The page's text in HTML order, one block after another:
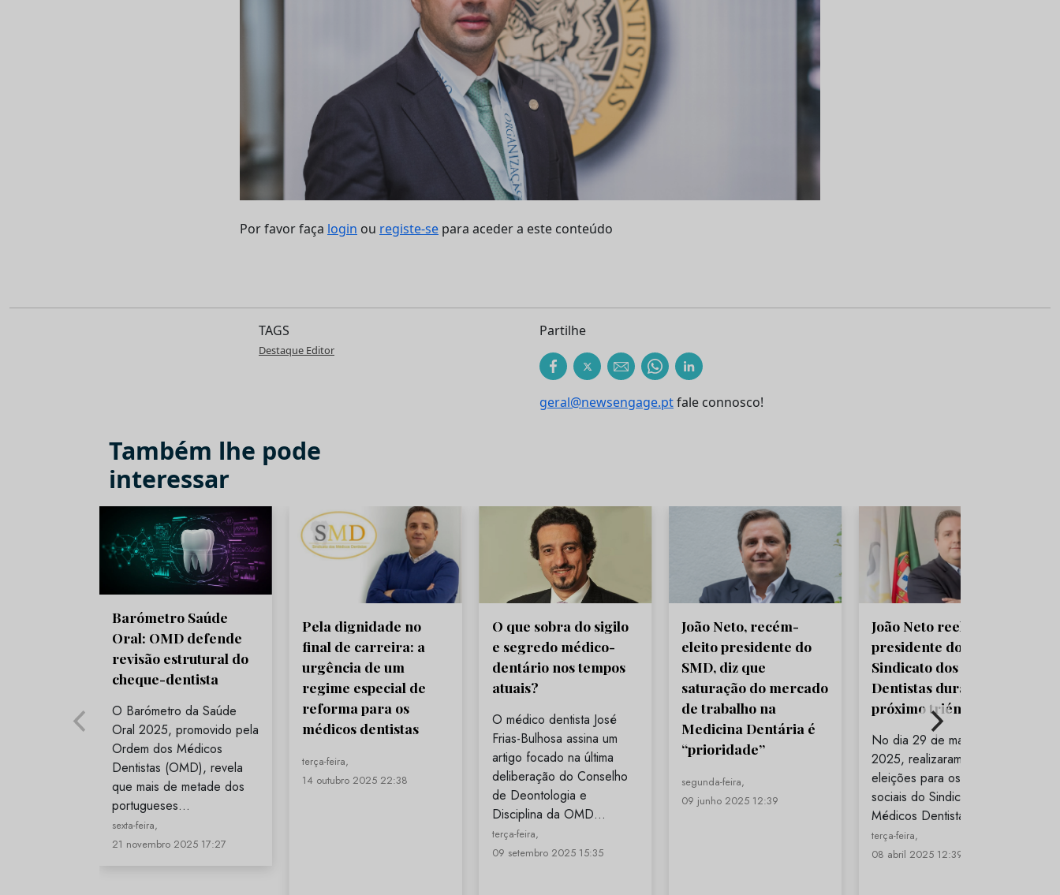
Por favor faça login ou registe-se para aceder a este conteúdo
TAGS
Destaque Editor
Partilhe
geral@newsengage.ptfale connosco!
Também lhe pode
interessar
Barómetro Saúde
Oral: OMD defende
revisão estrutural do
cheque-dentista
O Barómetro da Saúde
Oral 2025, promovido pela
Ordem dos Médicos
Dentistas (OMD), revela
que mais de metade dos
portugueses…
sexta-feira,
21 novembro 2025 17:27
Pela dignidade no
final de carreira: a
urgência de um
regime especial de
reforma para os
médicos dentistas
terça-feira,
14 outubro 2025 22:38
O que sobra do sigilo
e segredo médico-
dentário nos tempos
atuais?
O médico dentista José
Frias-Bulhosa assina um
artigo focado na última
deliberação do Conselho
de Deontologia e
Disciplina da OMD…
terça-feira,
09 setembro 2025 15:35
João Neto, recém-
eleito presidente do
SMD, diz que
saturação do mercado
de trabalho na
Medicina Dentária é
“prioridade”
segunda-feira,
09 junho 2025 12:39
João Neto reeleito
presidente do
Sindicato dos Médicos
Dentistas durante o
próximo triénio
No dia 29 de março de
2025, realizaram-se as
eleições para os órgãos
sociais do Sindicato dos
Médicos Dentistas, que…
terça-feira,
08 abril 2025 12:39